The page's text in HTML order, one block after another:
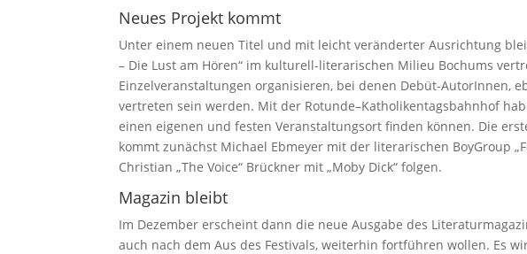
Neues Projekt kommt
Unter einem neuen Titel und mit leicht veränderter Ausrichtung
– Die Lust am Hören“ im kulturell-literarischen Milieu Bochums
Einzelveranstaltungen organisieren, bei denen Debüt-AutorInnen,
vertreten sein werden. Mit der Rotunde–Katholikentagsbahnhof
einen eigenen und festen Veranstaltungsort finden können. Die
kommt zunächst Michael Ebmeyer mit der literarischen BoyGroup
Christian „The Voice“ Brückner mit „Moby Dick“ folgen.
Magazin bleibt
Im Dezember erscheint dann die neue Ausgabe des
auch nach dem Aus des Festivals, weiterhin fortführen wollen. Es